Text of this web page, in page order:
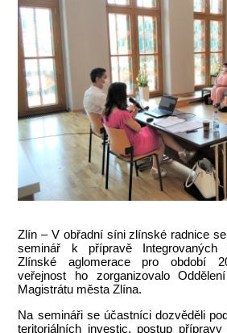
Zlín – V obřadní síni zlínské radnice
seminář k přípravě Integrovaných
Zlínské aglomerace pro období
veřejnost ho zorganizovalo
Magistrátu města Zlína.
Na semináři se účastníci dozvěděli
teritoriálních investic, postup